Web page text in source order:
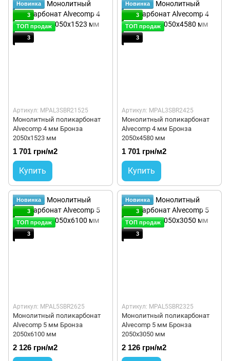
Новинка
3
ТОП продаж
3
Артикул: MPAL3SBR21525
Монолитный поликарбонат
Alvecomp 4 мм Бронза
2050x1523 мм
1 701 грн/м2
Купить
Новинка
3
ТОП продаж
3
Артикул: MPAL3SBR2425
Монолитный поликарбонат
Alvecomp 4 мм Бронза
2050x4580 мм
1 701 грн/м2
Купить
Новинка
3
ТОП продаж
3
Артикул: MPAL5SBR2625
Монолитный поликарбонат
Alvecomp 5 мм Бронза
2050х6100 мм
2 126 грн/м2
Новинка
3
ТОП продаж
3
Артикул: MPAL5SBR2325
Монолитный поликарбонат
Alvecomp 5 мм Бронза
2050х3050 мм
2 126 грн/м2